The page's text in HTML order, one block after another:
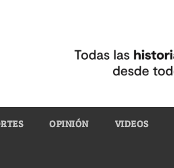
OPINIÓN VIDEOS